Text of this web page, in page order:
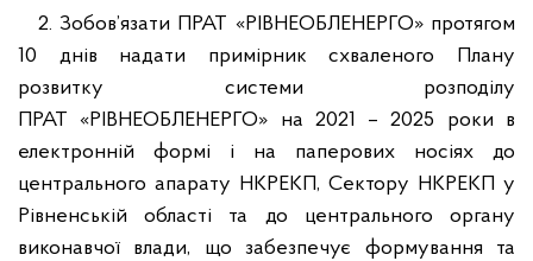
2. Зобов’язати ПРАТ «РІВНЕОБЛЕНЕРГО» протягом
10 днів надати примірник схваленого Плану
розвитку системи розподілу
ПРАТ «РІВНЕОБЛЕНЕРГО» на 2021 – 2025 роки в
електронній формі і на паперових носіях до
центрального апарату НКРЕКП, Сектору НКРЕКП у
Рівненській області та до центрального органу
виконавчої влади, що забезпечує формування та